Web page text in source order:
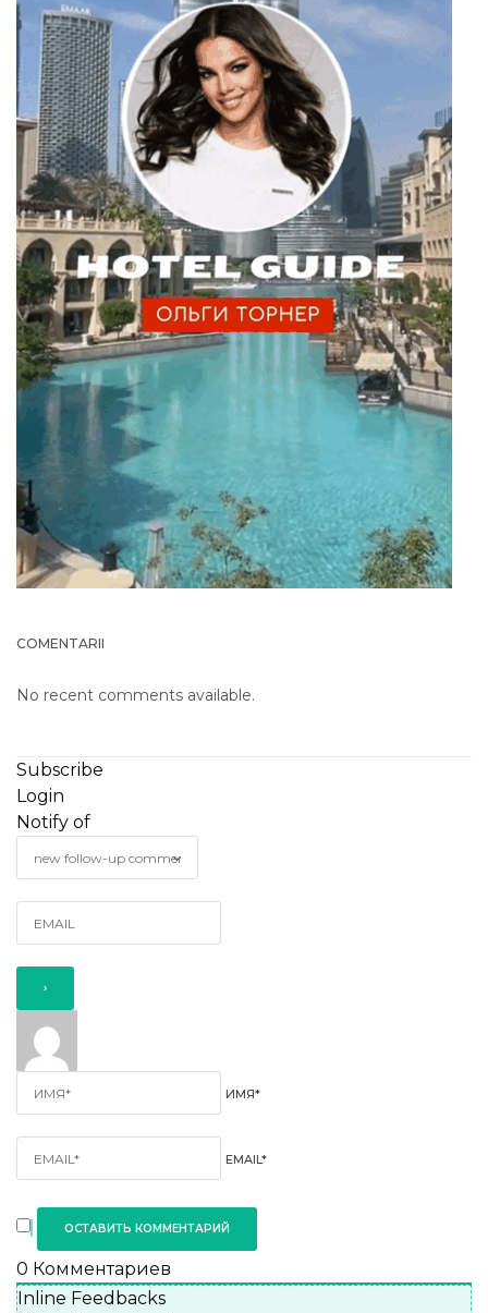
COMENTARII
No recent comments available.
Subscribe
Login
Notify of
ИМЯ*
EMAIL*
0 Комментариев
Inline Feedbacks